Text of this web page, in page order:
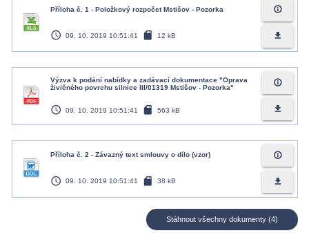
Příloha č. 1 - Položkový rozpočet Mstišov - Pozorka
access_time 09. 10. 2019 10:51:41 sd_card 12 kB
info_outline
file_download
Výzva k podání nabídky a zadávací dokumentace "Oprava
živičného povrchu silnice III/01319 Mstišov - Pozorka"
access_time 09. 10. 2019 10:51:41 sd_card 563 kB
info_outline
file_download
Příloha č. 2 - Závazný text smlouvy o dílo (vzor)
access_time 09. 10. 2019 10:51:41 sd_card 38 kB
info_outline
file_download
Stáhnout všechny dokumenty (4)